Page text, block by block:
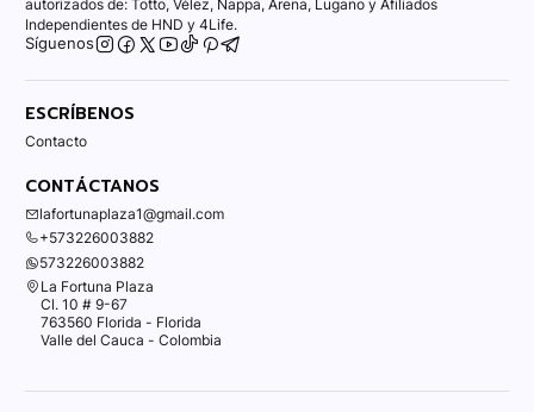
autorizados de: Totto, Vélez, Nappa, Arena, Lugano y Afiliados
Independientes de HND y 4Life.
Síguenos
ESCRÍBENOS
Contacto
CONTÁCTANOS
lafortunaplaza1@gmail.com
+573226003882
573226003882
La Fortuna Plaza
Cl. 10 # 9-67
763560 Florida - Florida
Valle del Cauca - Colombia